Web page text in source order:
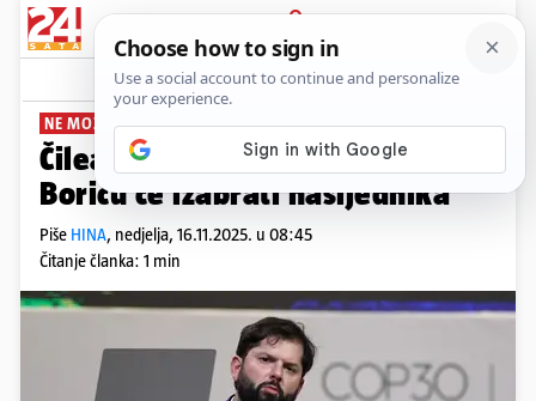
PRIJAVA
News Komentari
NE MOŽE TRAŽITI NOVI MANDAT
Čileanci na biralištima: Hrvatu
Boricu će izabrati nasljednika
Piše HINA, nedjelja, 16.11.2025. u 08:45
Čitanje članka: 1 min